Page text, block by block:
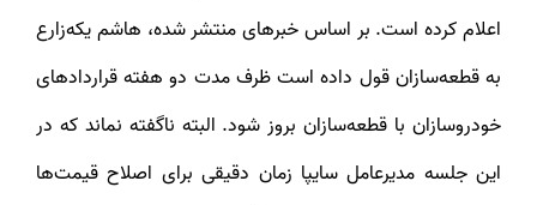
اعلام کرده است. بر اساس خبرهای منتشر شده، هاشم یکه‌زارع
به قطعه‌سازان قول داده است ظرف مدت دو هفته قراردادهای
خودروسازان با قطعه‌سازان بروز شود. البته ناگفته نماند که در
این جلسه مدیرعامل سایپا زمان دقیقی برای اصلاح قیمت‌ها